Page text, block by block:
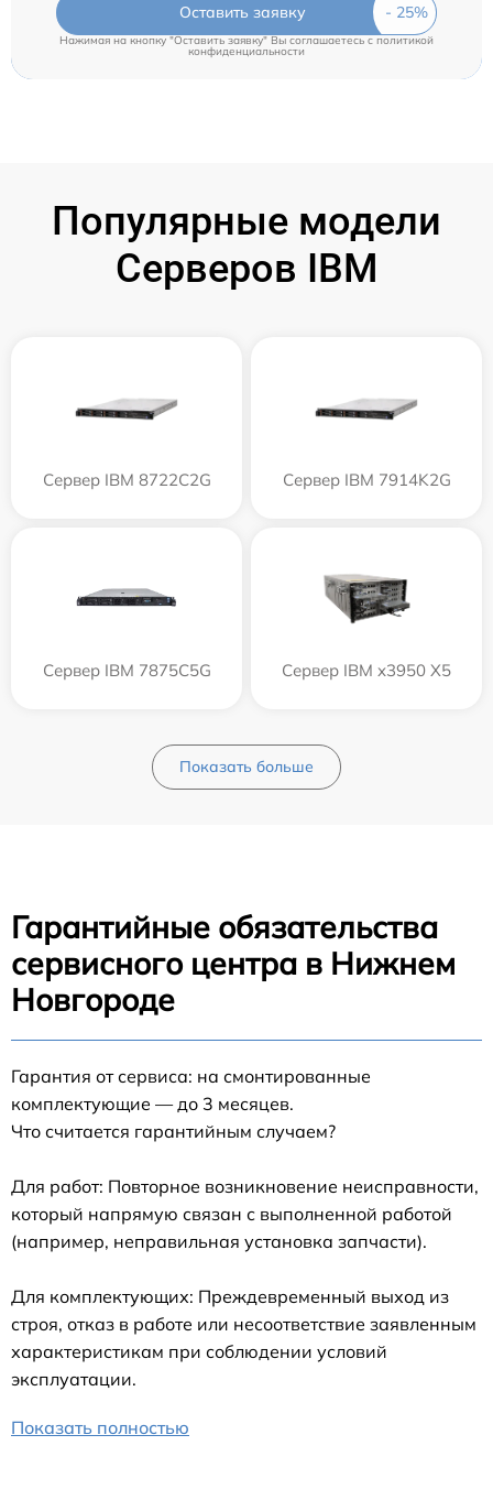
Оставить заявку
Нажимая на кнопку "Оставить заявку" Вы соглашаетесь cполитикой
конфиденциальности
Популярные модели
Серверов IBM
Сервер IBM 8722C2G Сервер IBM 7914K2G
Сервер IBM 7875C5G Сервер IBM x3950 X5
Показать больше
Гарантийные обязательства
сервисного центра в Нижнем
Новгороде
Гарантия от сервиса: на смонтированные
комплектующие — до 3 месяцев.
Что считается гарантийным случаем?
Для работ: Повторное возникновение неисправности,
который напрямую связан с выполненной работой
(например, неправильная установка запчасти).
Для комплектующих: Преждевременный выход из
строя, отказ в работе или несоответствие заявленным
характеристикам при соблюдении условий
эксплуатации.
Показать полностью